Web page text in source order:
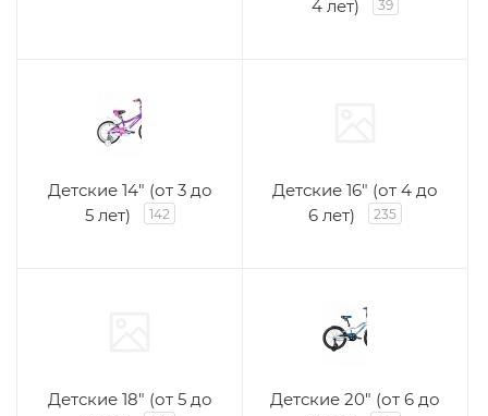
4 лет)
39
Детские 14" (от 3 до
5 лет)
142
Детские 16" (от 4 до
6 лет)
235
Детские 18" (от 5 до
Детские 20" (от 6 до